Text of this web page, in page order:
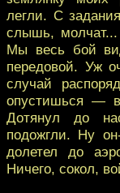
легли. С
слышь,
Мы весь бой
передовой. Уж
случай
опустишься —
Дотянул до
подожгли. Ну
долетел до
Ничего, сокол,